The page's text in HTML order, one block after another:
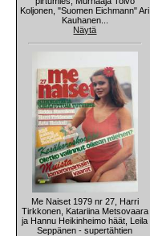
Koljonen, "Suomen Eichmann" Ari
Kauhanen...
Näytä
Me Naiset 1979 nr 27, Harri
Tirkkonen, Katariina Metsovaara
ja Hannu Heikinheimo häät, Leila
Seppänen - supertähtien